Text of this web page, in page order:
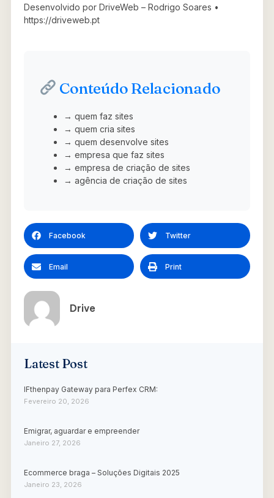
Desenvolvido por DriveWeb – Rodrigo Soares •
https://driveweb.pt
Conteúdo Relacionado
→ quem faz sites
→ quem cria sites
→ quem desenvolve sites
→ empresa que faz sites
→ empresa de criação de sites
→ agência de criação de sites
Facebook Twitter
Email Print
Drive
Latest Post
IFthenpay Gateway para Perfex CRM:
Fevereiro 20, 2026
Emigrar, aguardar e empreender
Janeiro 27, 2026
Ecommerce braga – Soluções Digitais 2025
Janeiro 23, 2026